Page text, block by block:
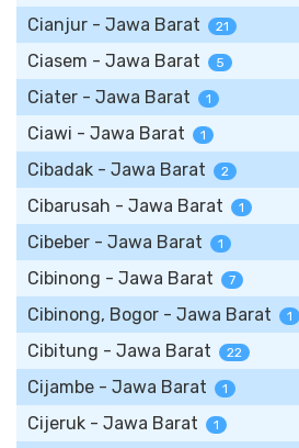
Cianjur - Jawa Barat 21
Ciasem - Jawa Barat 5
Ciater - Jawa Barat 1
Ciawi - Jawa Barat 1
Cibadak - Jawa Barat 2
Cibarusah - Jawa Barat 1
Cibeber - Jawa Barat 1
Cibinong - Jawa Barat 7
Cibinong, Bogor - Jawa Barat 1
Cibitung - Jawa Barat 22
Cijambe - Jawa Barat 1
Cijeruk - Jawa Barat 1